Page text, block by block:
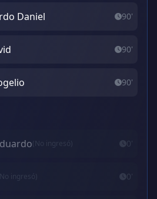
Daniel 90'
90'
90'
(No ingresó) 0'
ingresó) 0'